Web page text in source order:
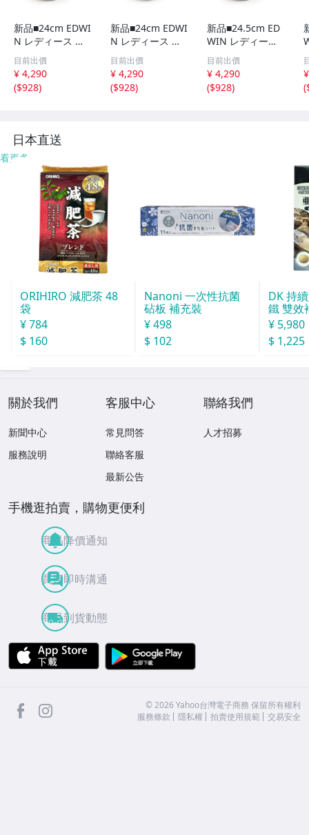
新品■24cm EDWI
N レディース ス
ニーカー 厚底ソ
ール 軽量 防滑 く
すみカラー パー
ル ビジュー 真珠
目前出價
¥ 4,290
($928)
新品■24cm EDWI
N レディース ス
ニーカー 厚底ソ
ール 軽量 防滑 く
すみカラー パー
ル ビジュー 真珠
目前出價
¥ 4,290
($928)
新品■24.5cm ED
WIN レディース
スニーカー 厚底
ソール 軽量 防滑
くすみカラー パ
ール ビジュー 真
目前出價
¥ 4,290
($928)
(
日本直送
看更多
ORIHIRO 減肥茶 48
袋
¥ 784
$ 160
Nanoni 一次性抗菌
砧板 補充裝
¥ 498
$ 102
DK 持
鐵 雙效
20粒
¥ 5,980
$ 1,225
關於我們
新聞中心
服務說明
客服中心
常見問答
聯絡客服
最新公告
聯絡我們
人才招募
手機逛拍賣，購物更便利
商品降價通知
買賣即時溝通
商品到貨動態
APP Store
facebook ©2026 Yahoo台灣電子商務 保留所有權利
服務條款
隱私權 拍賣使用規範 交易安全